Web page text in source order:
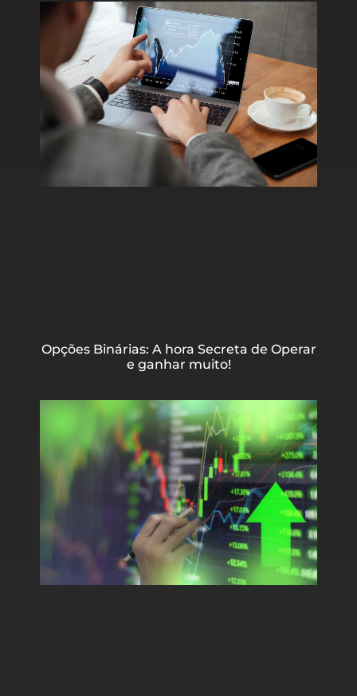
Opções Binárias: A hora Secreta de Operar
e ganhar muito!